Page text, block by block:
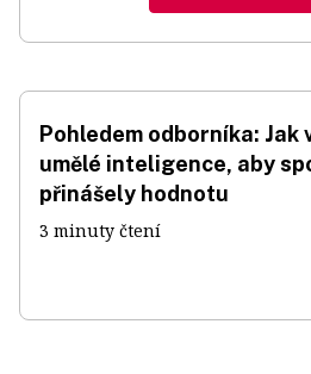
Pohledem odborníka:
umělé inteligence, aby
přinášely hodnotu
3 minuty čtení